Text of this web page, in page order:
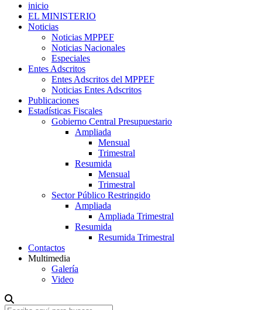
inicio
EL MINISTERIO
Noticias
Noticias MPPEF
Noticias Nacionales
Especiales
Entes Adscritos
Entes Adscritos del MPPEF
Noticias Entes Adscritos
Publicaciones
Estadísticas Fiscales
Gobierno Central Presupuestario
Ampliada
Mensual
Trimestral
Resumida
Mensual
Trimestral
Sector Público Restringido
Ampliada
Ampliada Trimestral
Resumida
Resumida Trimestral
Contactos
Multimedia
Galería
Video